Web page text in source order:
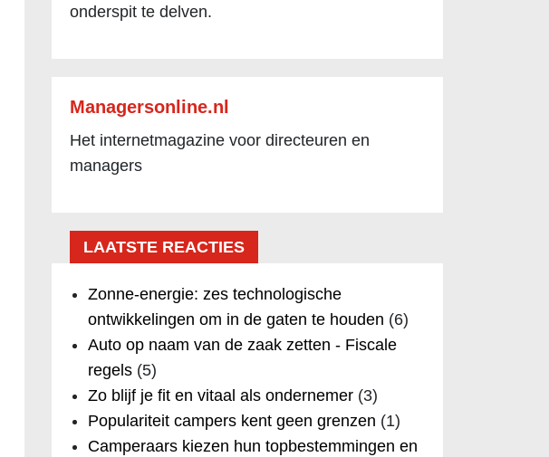
onderspit te delven.
Managersonline.nl
Het internetmagazine voor directeuren en
managers
LAATSTE REACTIES
Zonne-energie: zes technologische
ontwikkelingen om in de gaten te houden (6)
Auto op naam van de zaak zetten - Fiscale
regels(5)
Zo blijf je fit en vitaal als ondernemer(3)
Populariteit campers kent geen grenzen (1)
Camperaars kiezen hun topbestemmingen en